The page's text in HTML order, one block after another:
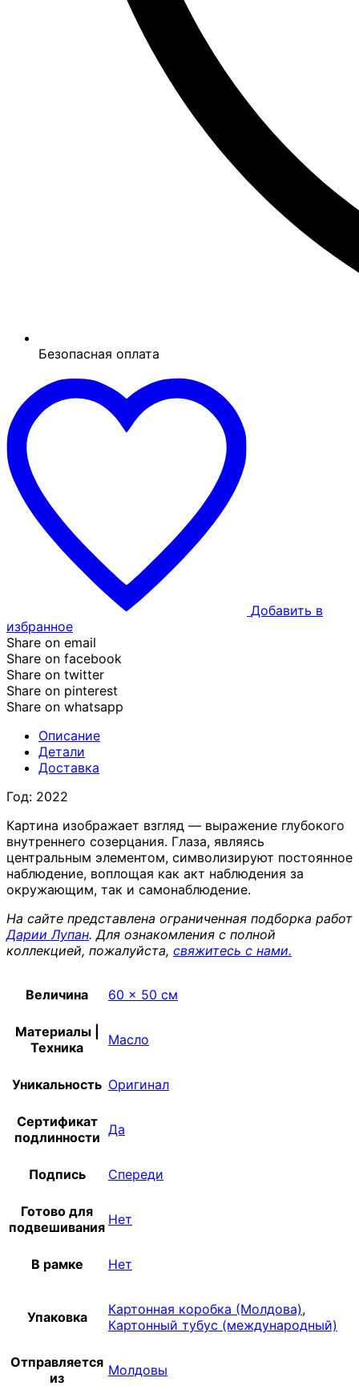
Безопасная оплата
Добавить в
избранное
Share on email
Share on facebook
Share on twitter
Share on pinterest
Share on whatsapp
Описание
Детали
Доставка
Год: 2022
Картина изображает взгляд — выражение глубокого
внутреннего созерцания. Глаза, являясь
центральным элементом, символизируют постоянное
наблюдение, воплощая как акт наблюдения за
окружающим, так и самонаблюдение.
На сайте представлена ограниченная подборка работ
Дарии Лупан. Для ознакомления с полной
коллекцией, пожалуйста, свяжитесь с нами.
Величина 60 x 50 см
Материалы |
Техника
Масло
Уникальность Оригинал
Сертификат
подлинности Да
Подпись Спереди
Готово для
подвешивания Нет
В рамке Нет
Упаковка Картонная коробка (Молдова),
Картонный тубус (международный)
Отправляется
из
Молдовы